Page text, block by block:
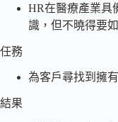
HR在醫療產業具
識，但不曉得要
任務
為客戶尋找到擁
結果